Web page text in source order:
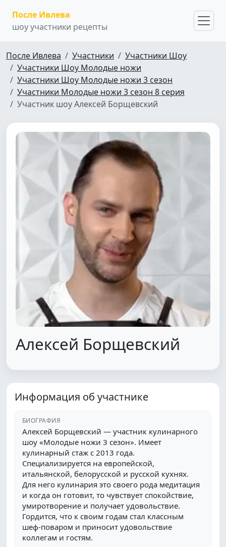
После Ивлева
шоу участники рецепты
После Ивлева Участники
Участники Шоу
Участники Шоу Молодые ножи
Участники Шоу Молодые ножи 3 сезон
Участники Молодые ножи 3 сезон 8 серия
Участник шоу Алексей Борщевский
Алексей Борщевский
Информация об участнике
БИОГРАФИЯ
Алексей Борщевский — участник кулинарного
шоу «Молодые ножи 3 сезон». Имеет
кулинарный стаж с 2013 года.
Специализируется на европейской,
итальянской, белорусской и русской кухнях.
Для него кулинария это своего рода медитация
и когда он готовит, то чувствует спокойствие,
умиротворение и получает удовольствие.
Гордится, что к своим годам стал классным
шеф-поваром и приносит удовольствие
коллегам и гостям.